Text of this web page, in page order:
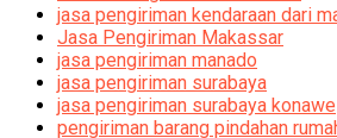
jasa pengiriman kendaraan dari
Jasa Pengiriman Makassar
jasa pengiriman manado
jasa pengiriman surabaya
jasa pengiriman surabaya konawe
pengiriman barang pindahan